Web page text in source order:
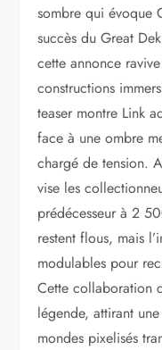
sombre qui évoque
succès du Great
cette annonce
constructions
teaser montre Link
face à une ombre
chargé de tension.
vise les
prédécesseur à 2
restent flous, mais
modulables pour
Cette collaboration
légende, attirant
mondes pixelisés